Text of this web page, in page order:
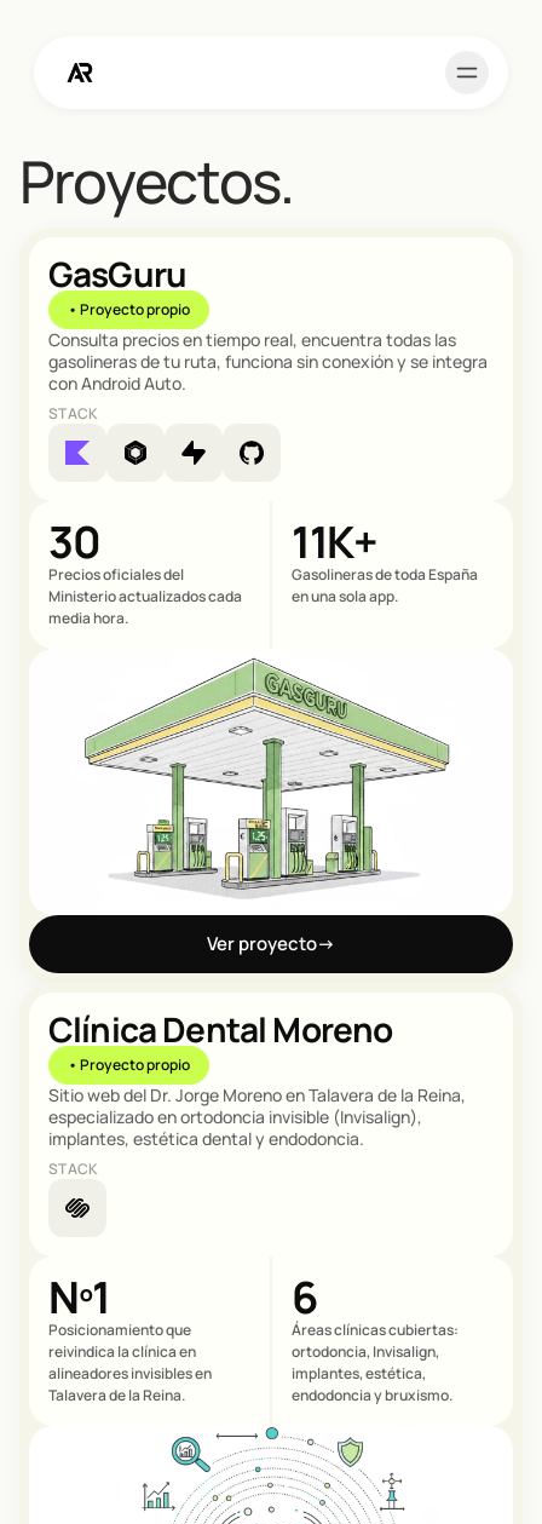
Proyectos.
GasGuru
• Proyecto propio
Consulta precios en tiempo real, encuentra todas las
gasolineras de tu ruta, funciona sin conexión y se integra
con Android Auto.
STACK
30
Precios oficiales del
Ministerio actualizados cada
media hora.
11K+
Gasolineras de toda España
en una sola app.
Ver proyecto→
Clínica Dental Moreno
• Proyecto propio
Sitio web del Dr. Jorge Moreno en Talavera de la Reina,
especializado en ortodoncia invisible (Invisalign),
implantes, estética dental y endodoncia.
STACK
Nº1
Posicionamiento que
reivindica la clínica en
alineadores invisibles en
Talavera de la Reina.
6
Áreas clínicas cubiertas:
ortodoncia, Invisalign,
implantes, estética,
endodoncia y bruxismo.